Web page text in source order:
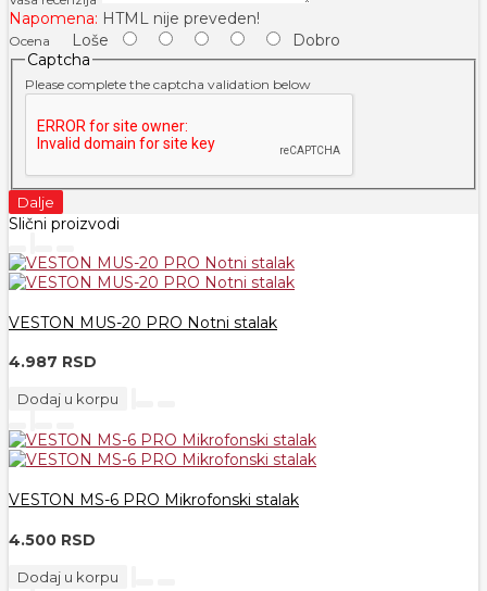
Napomena: HTML nije preveden!
Ocena Loše
Dobro
Captcha
Please complete the captcha validation below
Dalje
Slični proizvodi
VESTON MUS-20 PRO Notni stalak
4.987 RSD
Dodaj u korpu
VESTON MS-6 PRO Mikrofonski stalak
4.500 RSD
Dodaj u korpu